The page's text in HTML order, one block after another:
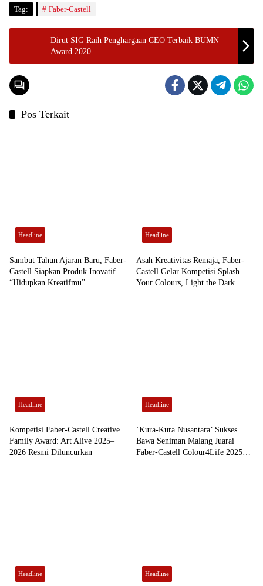
Tag: Faber-Castell
Dirut SIG Raih Penghargaan CEO Terbaik BUMN
Award 2020
Pos Terkait
Headline
Sambut Tahun Ajaran Baru, Faber-
Castell Siapkan Produk Inovatif
“Hidupkan Kreatifmu”
Headline
Asah Kreativitas Remaja, Faber-
Castell Gelar Kompetisi Splash
Your Colours, Light the Dark
Headline
Kompetisi Faber-Castell Creative
Family Award: Art Alive 2025–
2026 Resmi Diluncurkan
Headline
‘Kura-Kura Nusantara’ Sukses
Bawa Seniman Malang Juarai
Faber-Castell Colour4Life 2025
Headline Headline